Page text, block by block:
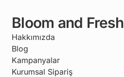
Bloom and Fresh
Hakkımızda
Blog
Kampanyalar
Kurumsal Sipariş